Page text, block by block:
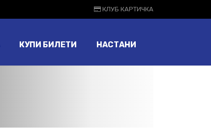
КЛУБ КАРТИЧКА
КУПИ БИЛЕТИ НАСТАНИ